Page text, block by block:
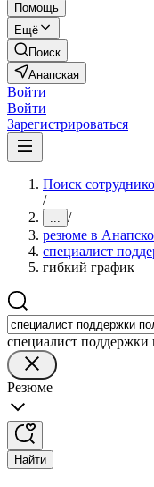
Помощь
Ещё
Поиск
Анапская
Войти
Войти
Зарегистрироваться
Поиск
/
... /
резюме в
специалист
гибкий график
специалист поддержки
Резюме
Найти